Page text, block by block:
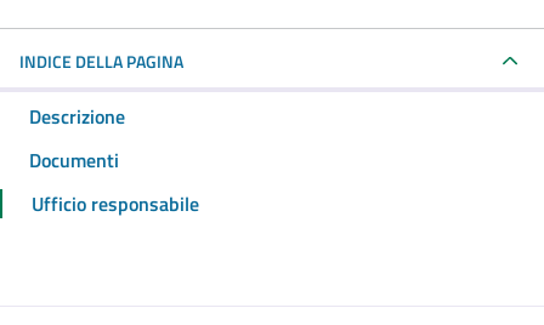
INDICE DELLA PAGINA
Descrizione
Documenti
Ufficio responsabile